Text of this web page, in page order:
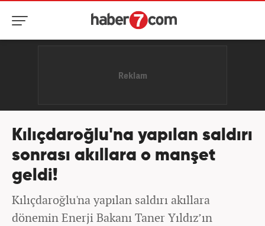
Kılıçdaroğlu'na yapılan saldırı
sonrası akıllara o manşet
geldi!
Kılıçdaroğlu'na yapılan saldırı akıllara
dönemin Enerji Bakanı Taner Yıldız’ın